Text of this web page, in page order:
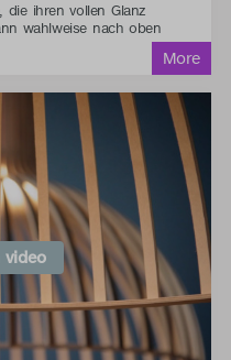
die ihren vollen Glanz
wahlweise nach oben
video